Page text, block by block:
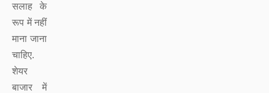
सलाह के
रूप में नहीं
माना जाना
चाहिए.
शेयर
बाजार में